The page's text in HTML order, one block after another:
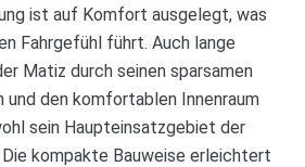
ist auf Komfort ausgelegt, was
Fahrgefühl führt. Auch lange
Matiz durch seinen sparsamen
den komfortablen Innenraum
sein Haupteinsatzgebiet der
kompakte Bauweise erleichtert